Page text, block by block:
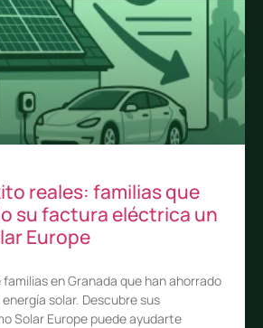
reales: familias que
su factura eléctrica un
Europe
en Granada que han ahorrado
solar. Descubre sus
Solar Europe puede ayudarte